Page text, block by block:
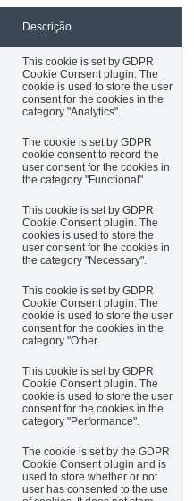
Descrição
This cookie is set by GDPR
Cookie Consent plugin. The
cookie is used to store the user
consent for the cookies in the
category "Analytics".
The cookie is set by GDPR
cookie consent to record the
user consent for the cookies in
the category "Functional".
This cookie is set by GDPR
Cookie Consent plugin. The
cookies is used to store the
user consent for the cookies in
the category "Necessary".
This cookie is set by GDPR
Cookie Consent plugin. The
cookie is used to store the user
consent for the cookies in the
category "Other.
This cookie is set by GDPR
Cookie Consent plugin. The
cookie is used to store the user
consent for the cookies in the
category "Performance".
The cookie is set by the GDPR
Cookie Consent plugin and is
used to store whether or not
user has consented to the use